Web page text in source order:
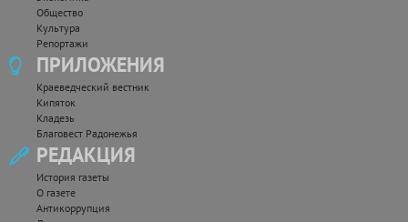
Общество
Культура
Репортажи
ПРИЛОЖЕНИЯ
Краеведческий вестник
Кипяток
Кладезь
Благовест Радонежья
РЕДАКЦИЯ
История газеты
О газете
Антикоррупция